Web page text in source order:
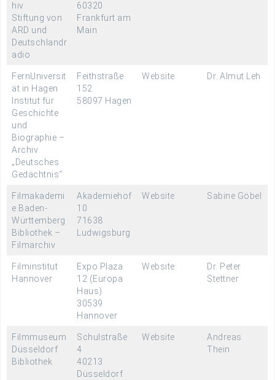
hiv
Stiftung von
ARD und
Deutschlandr
adio
60320
Frankfurt am
Main
FernUniversit
ät in Hagen
Institut für
Geschichte
und
Biographie –
Archiv
„Deutsches
Gedächtnis“
Feithstraße
152
58097 Hagen
Website Dr. Almut Leh
Filmakademi
e Baden-
Württemberg
Bibliothek –
Filmarchiv
Akademiehof
10
71638
Ludwigsburg
Website Sabine Göbel
Filminstitut
Hannover
Expo Plaza
12 (Europa
Haus)
30539
Hannover
Website
Dr. Peter
Stettner
Filmmuseum
Düsseldorf
Bibliothek
Schulstraße
4
40213
Düsseldorf
Website
Andreas
Thein